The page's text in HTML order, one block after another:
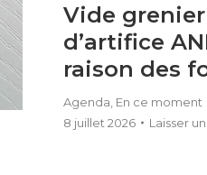
Vide
d’artifice
raison des
Agenda En ce moment
8 juillet 2026
Laisser